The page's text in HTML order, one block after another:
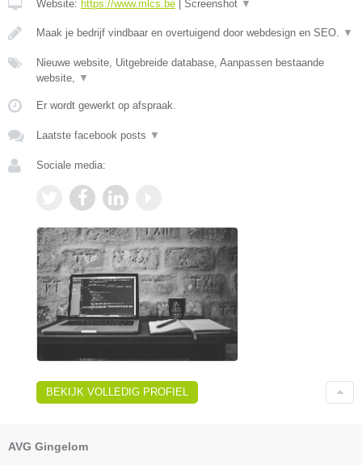
Website: https://www.mlcs.be Screenshot ▼
Maak je bedrijf vindbaar en overtuigend door webdesign en SEO. ▼
Nieuwe website, Uitgebreide database, Aanpassen bestaande
website, ▼
Er wordt gewerkt op afspraak.
Laatste facebook posts ▼
Sociale media:
BEKIJK VOLLEDIG PROFIEL
AVG Gingelom